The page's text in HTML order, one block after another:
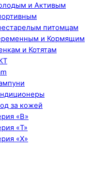
и Активым
питомцам
и Кормящим
и Котятам
за кожей
«B»
«T»
«X»